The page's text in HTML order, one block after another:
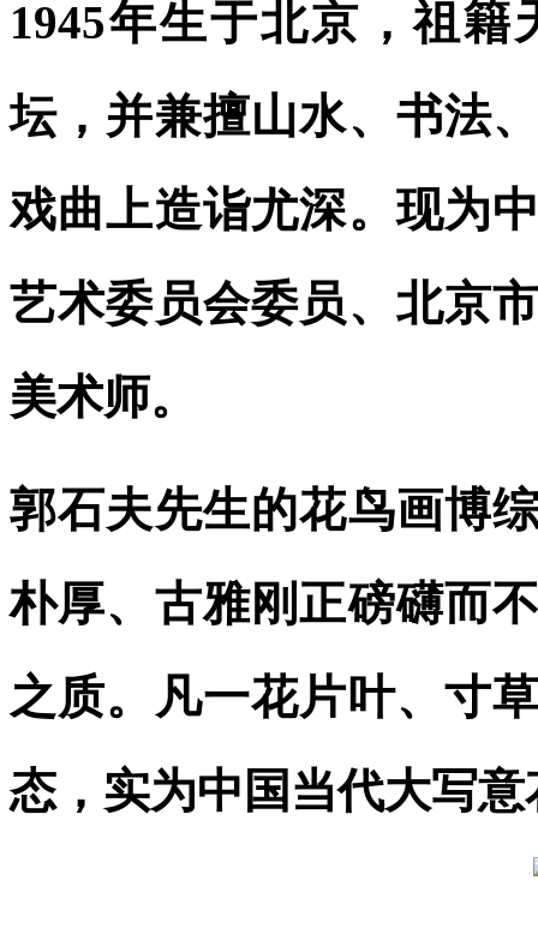
1945年生于北京，祖
坛，并兼擅山水、书法
戏曲上造诣尤深。现为
艺术委员会委员、北京
美术师。
郭石夫先生的花鸟画博
朴厚、古雅刚正磅礴而
之质。凡一花片叶、寸
态，实为中国当代大写